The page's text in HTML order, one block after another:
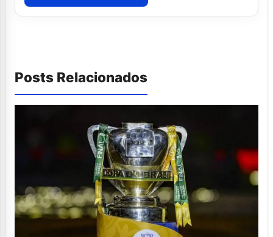
Posts Relacionados